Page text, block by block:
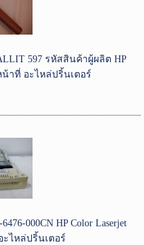
597 รหัสสินค้าผู้ผลิต HP
น้าที่ อะไหล่ปริ้นเตอร์
000CN HP Color Laserjet
ะไหล่ปริ้นเตอร์